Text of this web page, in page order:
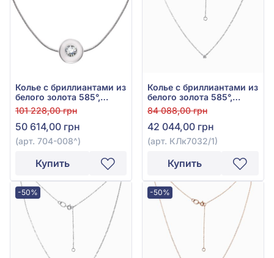
Колье с бриллиантами из
белого золота 585°,
Бриллиант 0,11ct, арт.
704-008
101 228,00 грн
50 614,00 грн
(арт. 704-008^)
Купить
Колье с бриллиантами из
белого золота 585°,
бриллиант 0,23ct, арт.
КЛк7032/1
84 088,00 грн
42 044,00 грн
(арт. КЛк7032/1)
Купить
-50% -50%